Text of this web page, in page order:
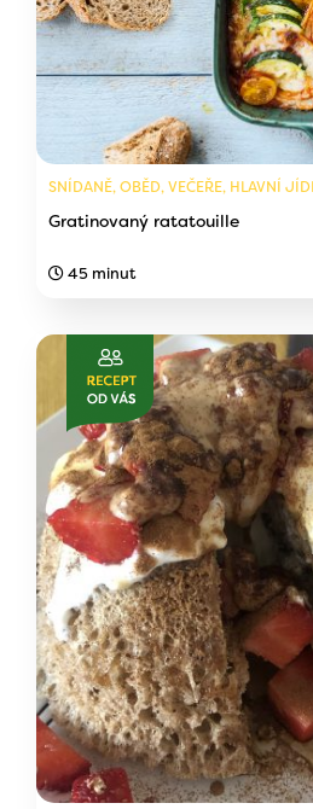
SNÍDANĚ, OBĚD, VEČEŘE, HLAVNÍ
Gratinovaný ratatouille
45 minut